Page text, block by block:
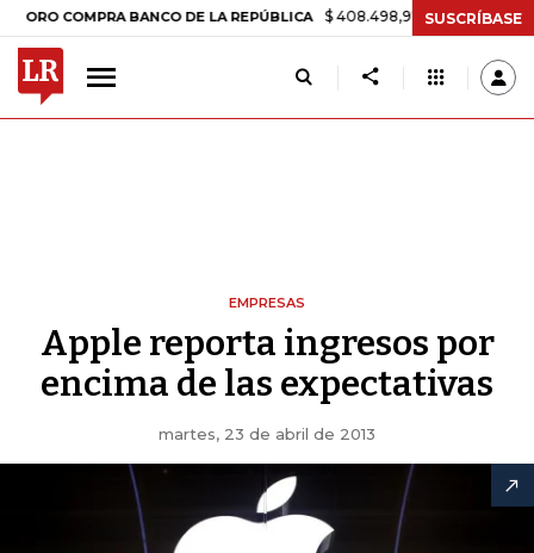
COMPRA BANCO DE LA REPÚBLICA $ 408.498,97 +$ 8.753,81 +2,19%
SUSCRÍBASE
EMPRESAS
Apple reporta ingresos por
encima de las expectativas
martes, 23 de abril de 2013